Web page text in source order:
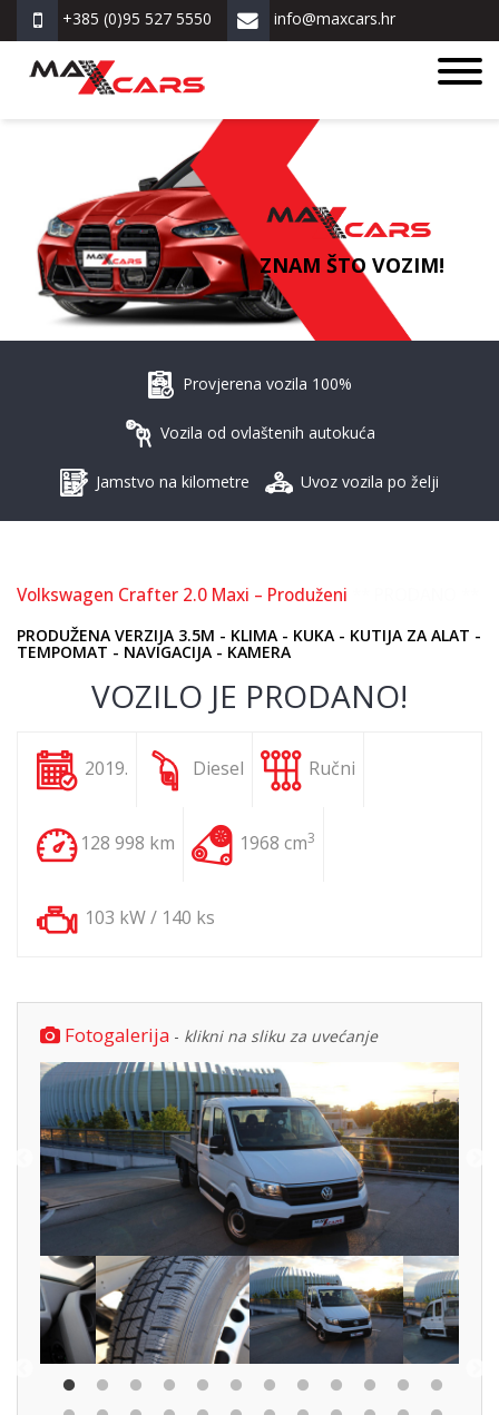
+385 (0)95 527 5550 info@maxcars.hr
ZNAM ŠTO VOZIM!
Provjerena vozila 100%
Vozila od ovlaštenih autokuća
Jamstvo na kilometre Uvoz vozila po želji
Volkswagen Crafter 2.0 Maxi – Produženi
PRODUŽENA VERZIJA 3.5M - KLIMA - KUKA - KUTIJA ZA ALAT -
TEMPOMAT - NAVIGACIJA - KAMERA
VOZILO JE PRODANO!
2019. Diesel Ručni
128 998 km 1968 cm3
103 kW / 140 ks
Fotogalerija - klikni na sliku za uvećanje